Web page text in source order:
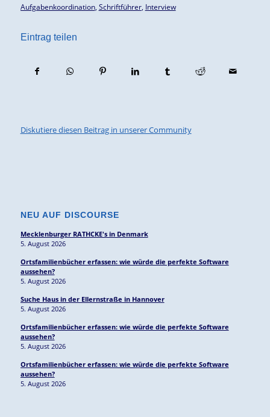
Aufgabenkoordination, Schriftführer, Interview
Eintrag teilen
Diskutiere diesen Beitrag in unserer Community
NEU AUF DISCOURSE
Mecklenburger RATHCKE's in Denmark
5. August 2026
Ortsfamilienbücher erfassen: wie würde die perfekte Software
aussehen?
5. August 2026
Suche Haus in der Ellernstraße in Hannover
5. August 2026
Ortsfamilienbücher erfassen: wie würde die perfekte Software
aussehen?
5. August 2026
Ortsfamilienbücher erfassen: wie würde die perfekte Software
aussehen?
5. August 2026